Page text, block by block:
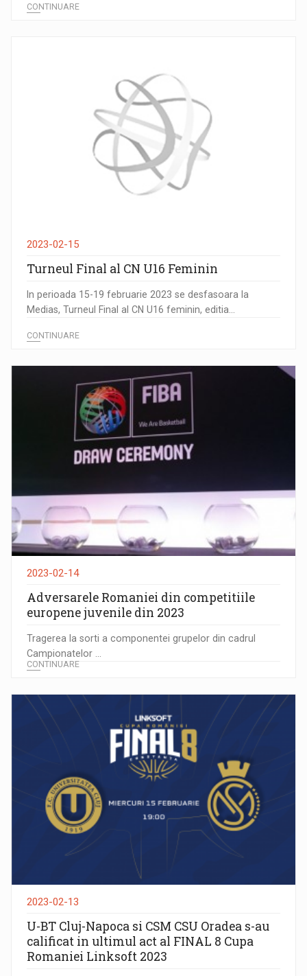
CONTINUARE
2023-02-15
Turneul Final al CN U16 Feminin
In perioada 15-19 februarie 2023 se desfasoara la
Medias, Turneul Final al CN U16 feminin, editia...
CONTINUARE
2023-02-14
Adversarele Romaniei din competitiile
europene juvenile din 2023
Tragerea la sorti a componentei grupelor din cadrul
Campionatelor ...
CONTINUARE
2023-02-13
U-BT Cluj-Napoca si CSM CSU Oradea s-au
calificat in ultimul act al FINAL 8 Cupa
Romaniei Linksoft 2023